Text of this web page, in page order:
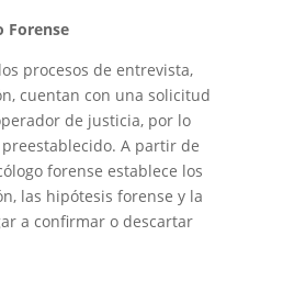
Forense
procesos de entrevista,
cuentan con una solicitud
de justicia, por lo
A partir de
forense establece los
las hipótesis forense y la
a confirmar o descartar